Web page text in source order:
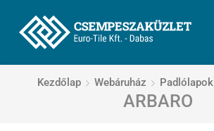
Kezdőlap Webáruház Padlólapok
ARBARO